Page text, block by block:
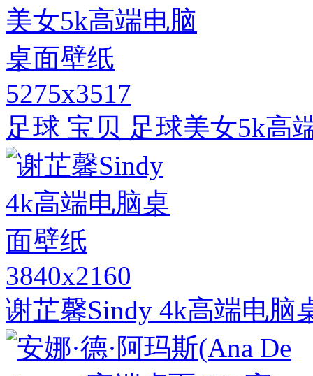
5275x3517
足球 宝贝 足球美女5k高
3840x2160
谢芷馨Sindy 4k高端电脑